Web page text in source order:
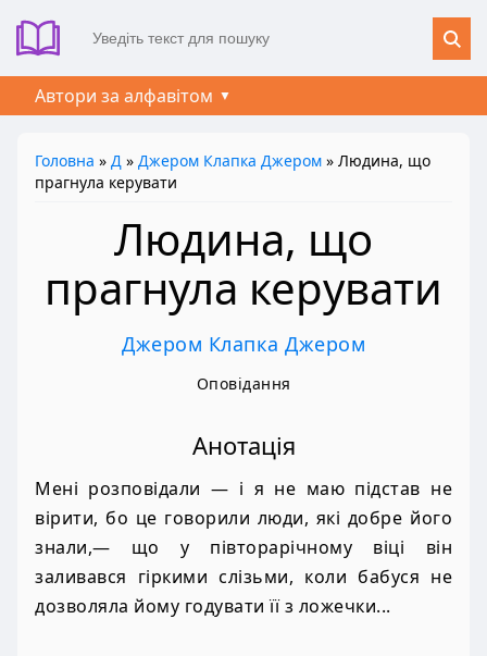
Автори за алфавітом
Головна » Д » Джером Клапка Джером » Людина, що
прагнула керувати
Людина, що
прагнула керувати
Джером Клапка Джером
Оповідання
Анотація
Мені розповідали — і я не маю підстав не
вірити, бо це говорили люди, які добре його
знали,— що у півторарічному віці він
заливався гіркими слізьми, коли бабуся не
дозволяла йому годувати її з ложечки...